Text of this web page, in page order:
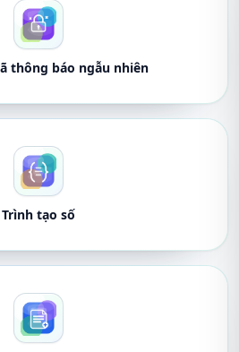
thông báo ngẫu nhiên
Trình tạo số